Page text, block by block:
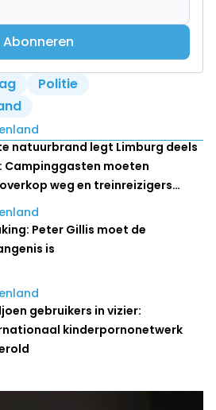
Abonneren
Politie
natuurbrand legt Limburg deels
Campinggasten moeten
weg en treinreizigers
Peter Gillis moet de
is
gebruikers in vizier:
kinderpornonetwerk